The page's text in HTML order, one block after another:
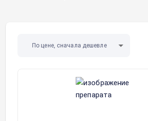
По цене, сначала дешевле